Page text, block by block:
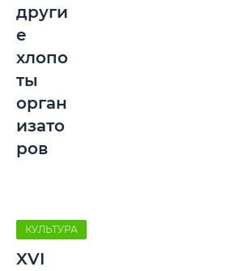
други
е
хлопо
ты
орган
изато
ров
КУЛЬТУРА
XVI